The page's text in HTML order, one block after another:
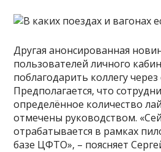
Другая анонсированная
пользователей личного
поблагодарить коллегу через
Предполагается, что
определённое количество
отмечены руководством.
отрабатывается в рамках
базе ЦФТО», – поясняет